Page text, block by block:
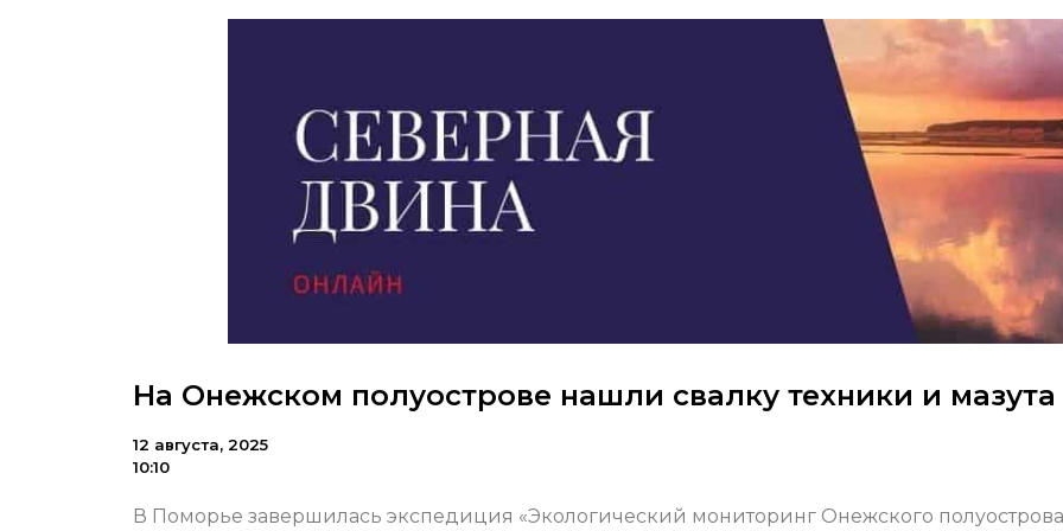
На Онежском полуострове нашли свалку техники и мазута
12 августа, 2025
10:10
В Поморье завершилась экспедиция «Экологический мониторинг Онежского